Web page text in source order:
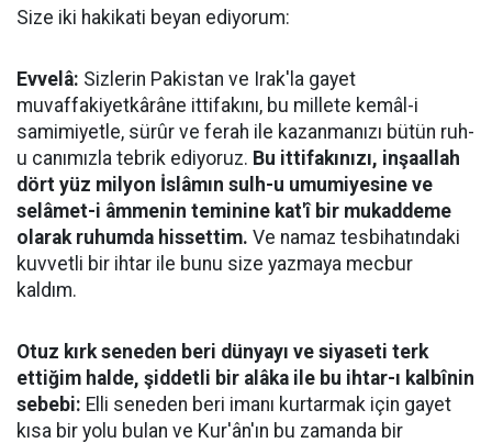
Size iki hakikati beyan ediyorum:
Evvelâ: Sizlerin Pakistan ve Irak'la gayet
muvaffakiyetkârâne ittifakını, bu millete kemâl-i
samimiyetle, sürûr ve ferah ile kazanmanızı bütün ruh-
u canımızla tebrik ediyoruz. Bu ittifakınızı, inşaallah
dört yüz milyon İslâmın sulh-u umumiyesine ve
selâmet-i âmmenin teminine kat'î bir mukaddeme
olarak ruhumda hissettim. Ve namaz tesbihatındaki
kuvvetli bir ihtar ile bunu size yazmaya mecbur
kaldım.
Otuz kırk seneden beri dünyayı ve siyaseti terk
ettiğim halde, şiddetli bir alâka ile bu ihtar-ı kalbînin
sebebi: Elli seneden beri imanı kurtarmak için gayet
kısa bir yolu bulan ve Kur'ân'ın bu zamanda bir